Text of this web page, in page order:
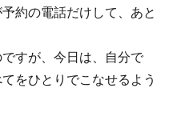
約の電話だけして、あと
すが、今日は、自分で
をひとりでこなせるよう